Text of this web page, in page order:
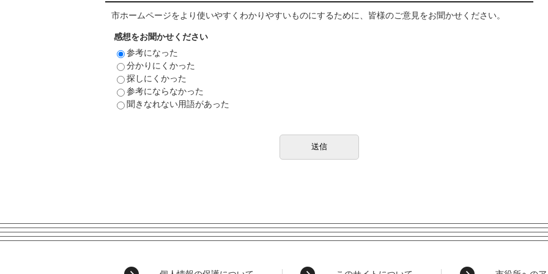
市ホームページをより使いやすくわかりやすいものにするために、皆様のご意見をお聞かせください。
感想をお聞かせください
参考になった
分かりにくかった
探しにくかった
参考にならなかった
聞きなれない用語があった